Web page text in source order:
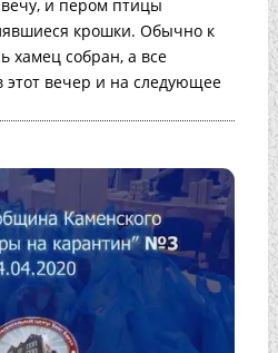
и пером птицы
крошки. Обычно к
хамец собран, а все
этот вечер и на следующее